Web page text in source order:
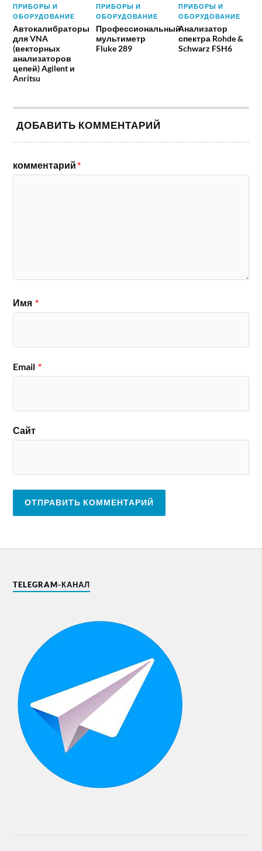
ПРИБОРЫ И
ОБОРУДОВАНИЕ
Автокалибраторы
для VNA
(векторных
анализаторов
цепей) Agilent и
Anritsu
ПРИБОРЫ И
ОБОРУДОВАНИЕ
Профессиональный
мультиметр
Fluke 289
ПРИБОРЫ И
ОБОРУДОВАНИЕ
Анализатор
спектра Rohde &
Schwarz FSH6
ДОБАВИТЬ КОММЕНТАРИЙ
комментарий*
Имя *
Email *
Сайт
TELEGRAM-КАНАЛ